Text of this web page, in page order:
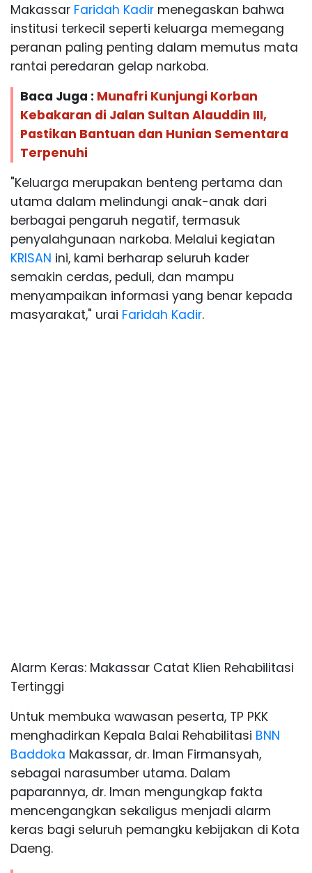
Makassar Faridah Kadir menegaskan bahwa
institusi terkecil seperti keluarga memegang
peranan paling penting dalam memutus mata
rantai peredaran gelap narkoba.
Baca Juga : Munafri Kunjungi Korban
Kebakaran di Jalan Sultan Alauddin III,
Pastikan Bantuan dan Hunian Sementara
Terpenuhi
"Keluarga merupakan benteng pertama dan
utama dalam melindungi anak-anak dari
berbagai pengaruh negatif, termasuk
penyalahgunaan narkoba. Melalui kegiatan
KRISAN ini, kami berharap seluruh kader
semakin cerdas, peduli, dan mampu
menyampaikan informasi yang benar kepada
masyarakat," urai Faridah Kadir.
Alarm Keras: Makassar Catat Klien Rehabilitasi
Tertinggi
Untuk membuka wawasan peserta, TP PKK
menghadirkan Kepala Balai Rehabilitasi BNN
Baddoka Makassar, dr. Iman Firmansyah,
sebagai narasumber utama. Dalam
paparannya, dr. Iman mengungkap fakta
mencengangkan sekaligus menjadi alarm
keras bagi seluruh pemangku kebijakan di Kota
Daeng.